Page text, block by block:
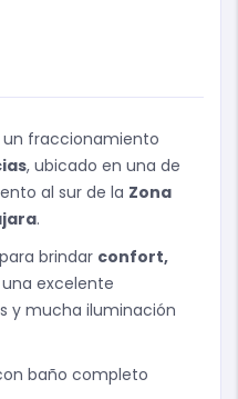
un fraccionamiento
, ubicado en una de
al sur de la Zona
.
brindar confort,
excelente
y mucha iluminación
baño completo